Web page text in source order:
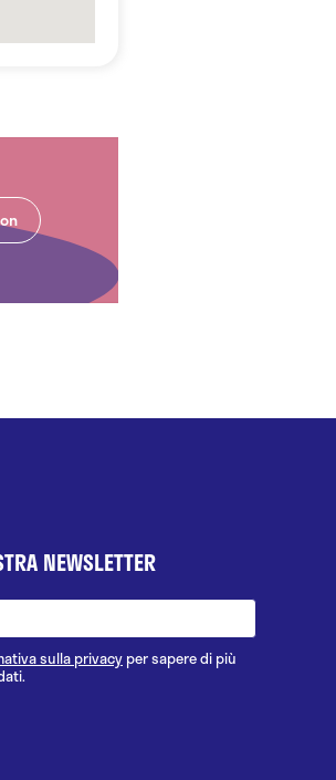
NEWSLETTER
sulla privacy per sapere di più